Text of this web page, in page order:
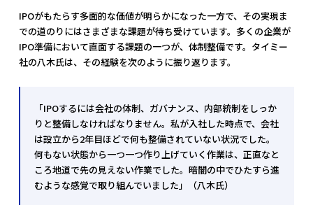
IPOがもたらす多面的な価値が明らかになった一方で、その実現ま
での道のりにはさまざまな課題が待ち受けています。多くの企業が
IPO準備において直面する課題の一つが、体制整備です。タイミー
社の八木氏は、その経験を次のように振り返ります。
「IPOするには会社の体制、ガバナンス、内部統制をしっか
りと整備しなければなりません。私が入社した時点で、会社
は設立から2年目ほどで何も整備されていない状況でした。
何もない状態から一つ一つ作り上げていく作業は、正直なと
ころ地道で先の見えない作業でした。暗闇の中でひたすら進
むような感覚で取り組んでいました」（八木氏）